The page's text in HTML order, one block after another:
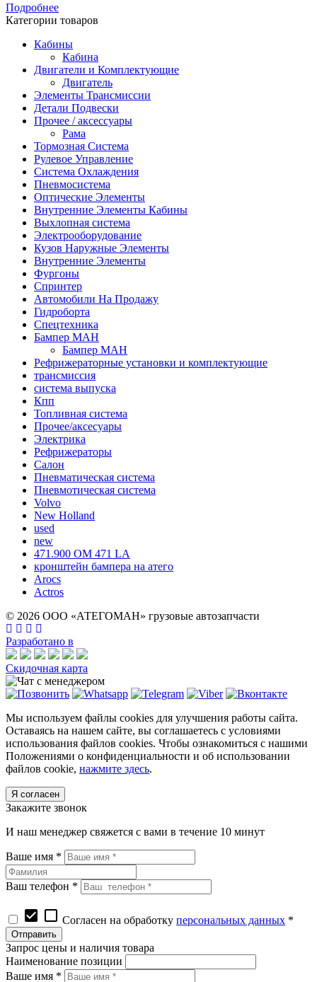
Подробнее
Категории товаров
Кабины
Кабина
Двигатели и Комплектующие
Двигатель
Элементы Трансмиссии
Детали Подвески
Прочее / аксессуары
Рама
Тормозная Система
Рулевое Управление
Система Охлаждения
Пневмосистема
Оптические Элементы
Внутренние Элементы Кабины
Выхлопная система
Электрооборудование
Кузов Наружные Элементы
Внутренние Элементы
Фургоны
Спринтер
Автомобили На Продажу
Гидроборта
Спецтехника
Бампер МАН
Бампер МАН
Рефрижераторные установки и комплектующие
трансмиссия
система выпуска
Кпп
Топливная система
Прочее/аксесуары
Электрика
Рефрижераторы
Салон
Пневматическая система
Пневмотическая система
Volvo
New Holland
used
new
471.900 OM 471 LA
кронштейн бампера на атего
Arocs
Actros
© 2026 ООО «АТЕГОМАН» грузовые автозапчасти
Разработано в
Скидочная карта
Мы используем файлы cookies для улучшения работы сайта.
Оставаясь на нашем сайте, вы соглашаетесь с условиями
использования файлов cookies. Чтобы ознакомиться с нашими
Положениями о конфиденциальности и об использовании
файлов cookie, нажмите здесь.
Я согласен
Закажите звонок
И наш менеджер свяжется с вами в течение 10 минут
Ваше имя *
Ваш телефон *
check_box check_box_outline_blank Согласен на обработку персональных данных *
Запрос цены и наличия товара
Наименование позиции
Ваше имя *